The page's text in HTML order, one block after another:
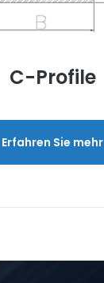
C-Profile
Erfahren Sie mehr